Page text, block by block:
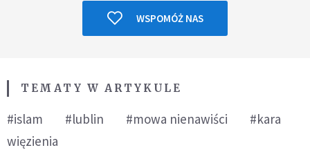
WSPOMÓŻ NAS
TEMATY W ARTYKULE
#islam #lublin #mowa nienawiści
#kara
więzienia